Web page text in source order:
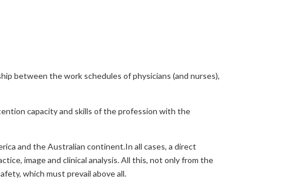
between the work schedules of physicians (and nurses),
capacity and skills of the profession with the
and the Australian continent.In all cases, a direct
image and clinical analysis. All this, not only from the
which must prevail above all.